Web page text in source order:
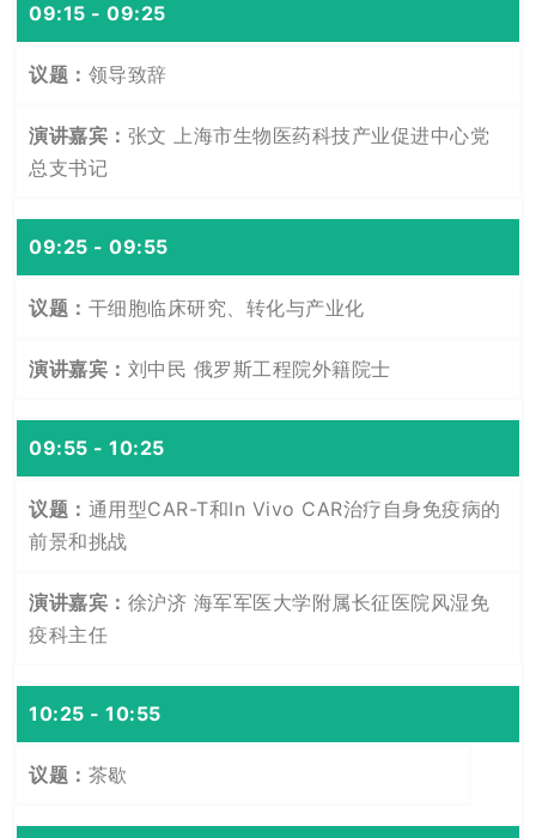
09:15 - 09:25
领导致辞
张文 上海市生物医药科技产业促进中心党
总支书记
09:25 - 09:55
干细胞临床研究、转化与产业化
刘中民 俄罗斯工程院外籍院士
09:55 - 10:25
通用型CAR-T和In Vivo CAR治疗自身免疫病的
前景和挑战
徐沪济 海军军医大学附属长征医院风湿免
疫科主任
10:25 - 10:55
茶歇